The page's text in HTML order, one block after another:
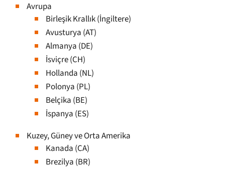
Avrupa
Birleşik Krallık (İngiltere)
Avusturya (AT)
Almanya (DE)
İsviçre (CH)
Hollanda (NL)
Polonya (PL)
Belçika (BE)
İspanya (ES)
Kuzey, Güney ve Orta Amerika
Kanada (CA)
Brezilya (BR)